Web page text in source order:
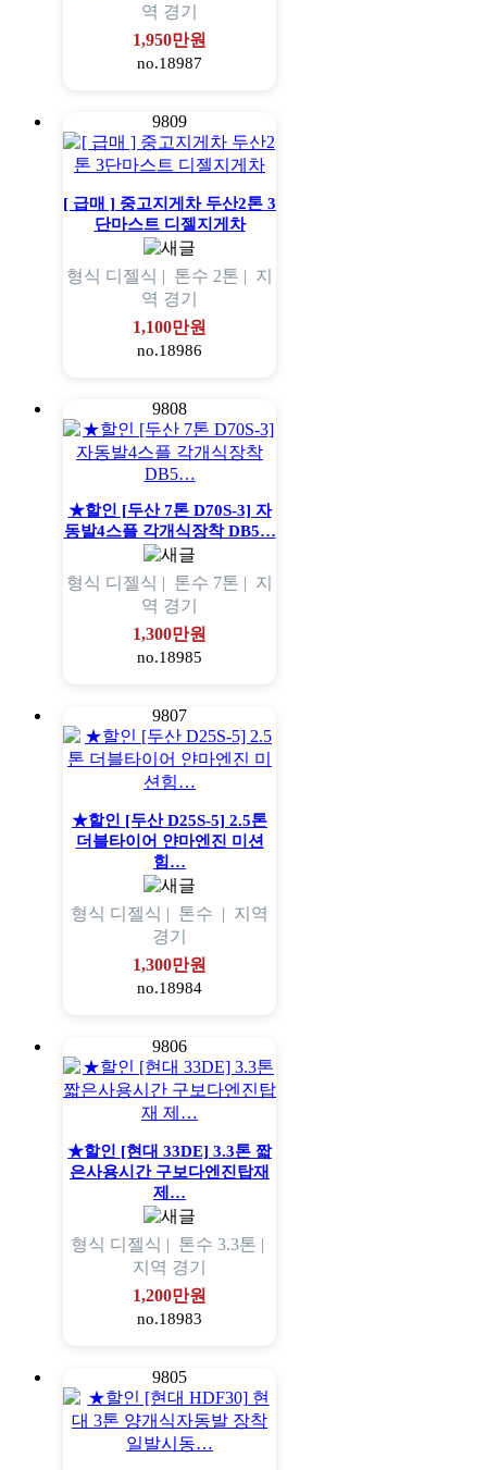
역 경기
1,950만원
no.18987
9809
[ 급매 ] 중고지게차 두산2톤 3
단마스트 디젤지게차
형식 디젤식 | 톤수 2톤 | 지
역 경기
1,100만원
no.18986
9808
★할인 [두산 7톤 D70S-3] 자
동발4스플 각개식장착 DB5…
형식 디젤식 | 톤수 7톤 | 지
역 경기
1,300만원
no.18985
9807
★할인 [두산 D25S-5] 2.5톤
더블타이어 얀마엔진 미션
힘…
형식 디젤식 | 톤수 | 지역
경기
1,300만원
no.18984
9806
★할인 [현대 33DE] 3.3톤 짧
은사용시간 구보다엔진탑재
제…
형식 디젤식 | 톤수 3.3톤 |
지역 경기
1,200만원
no.18983
9805